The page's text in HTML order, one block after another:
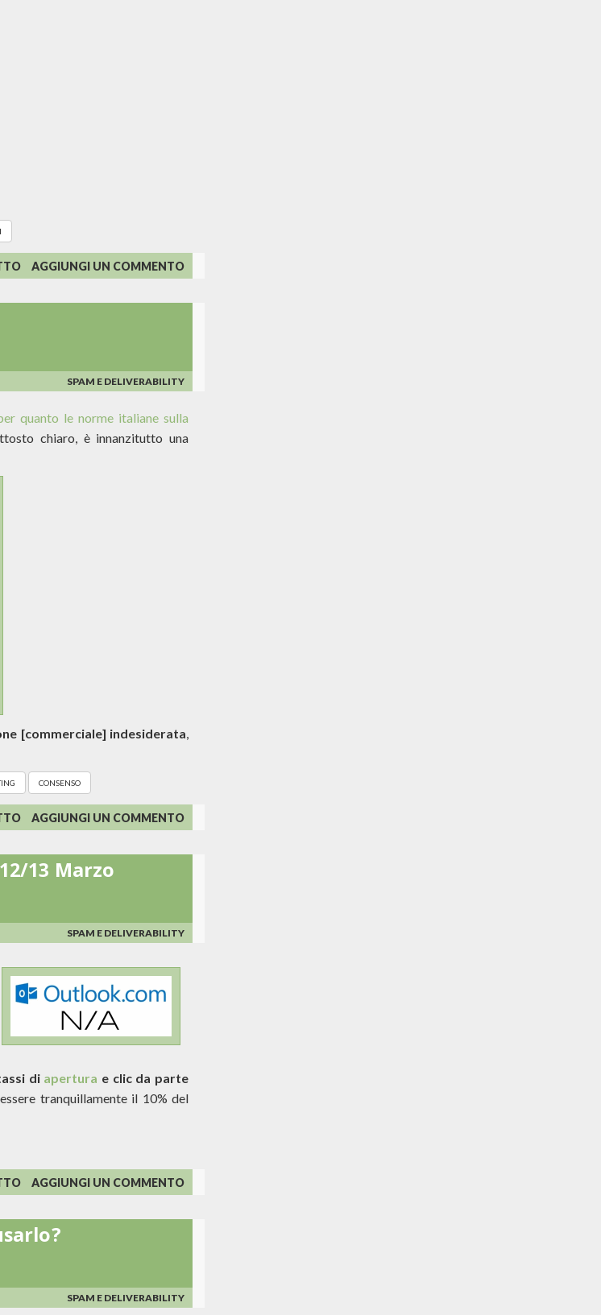
SU
DELIVERABILITY
AGGIUNGI UN COMMENTO
SPAM E DELIVERABILITY
quanto le norme italiane sulla
chiaro, è innanzitutto una
[commerciale] indesiderata,
CONSENSO
SU
COMPRARE
È
MALE
AGGIUNGI UN COMMENTO
13 Marzo
SPAM E DELIVERABILITY
di apertura e clic da parte
tranquillamente il 10% del
SU
DISSERVIZI
NUOVO
OUTLOOK.COM
AGGIUNGI UN COMMENTO
SPAM E DELIVERABILITY